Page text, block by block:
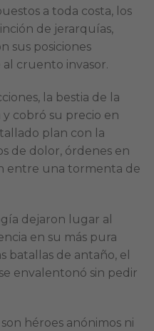
a toda costa, los
de jerarquías,
sus posiciones
cruento invasor.
la bestia de la
cobró su precio en
plan con la
de dolor, órdenes en
entre una tormenta de
dejaron lugar al
en su más pura
batallas de antaño, el
envalentonó sin pedir
héroes anónimos ni